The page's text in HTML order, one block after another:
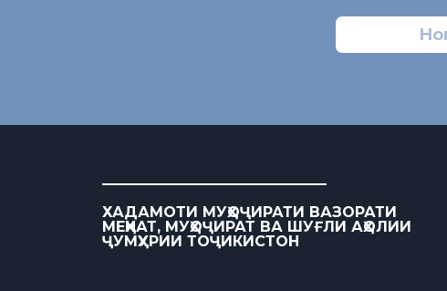
ХАДАМОТИ МУҲОҶИРАТИ ВАЗОРАТИ
МЕҲНАТ, МУҲОҶИРАТ ВА ШУҒЛИ АҲОЛИИ
ҶУМҲУРИИ ТОҶИКИСТОН